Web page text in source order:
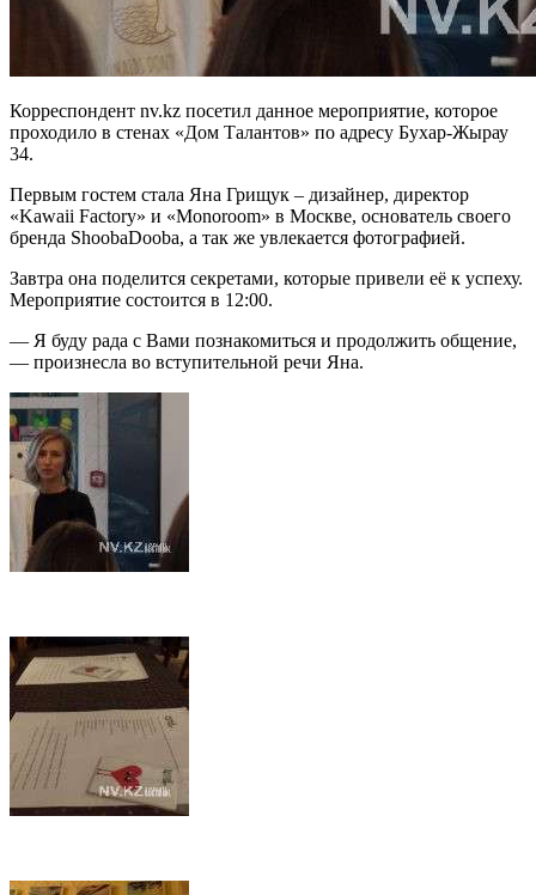
Корреспондент nv.kz посетил данное мероприятие, которое
проходило в стенах «Дом Талантов» по адресу Бухар-Жырау
34.
Первым гостем стала Яна Грищук – дизайнер, директор
«Kawaii Factory» и «Monoroom» в Москве, основатель своего
бренда ShoobaDooba, а так же увлекается фотографией.
Завтра она поделится секретами, которые привели её к успеху.
Мероприятие состоится в 12:00.
— Я буду рада с Вами познакомиться и продолжить общение,
— произнесла во вступительной речи Яна.